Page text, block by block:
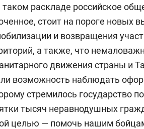
таком раскладе российское
стоит на пороге новых
и возвращения
а также, что
движения страны и
возможность наблюдать
стремилось государство
тысяч неравнодушных
целью — помочь нашим